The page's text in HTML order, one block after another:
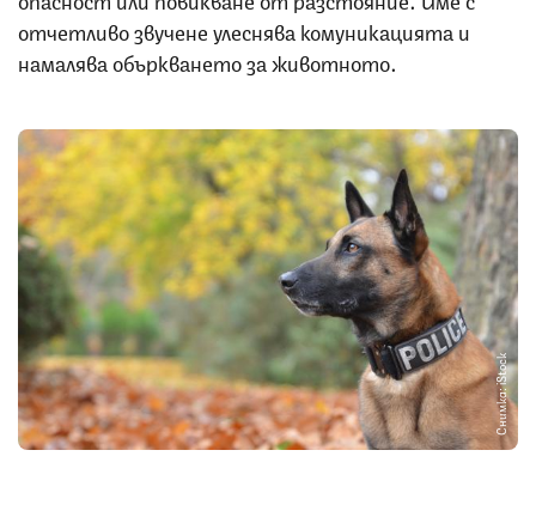
отчетливо звучене улеснява комуникацията и
намалява объркването за животното.
Снимка: iStock